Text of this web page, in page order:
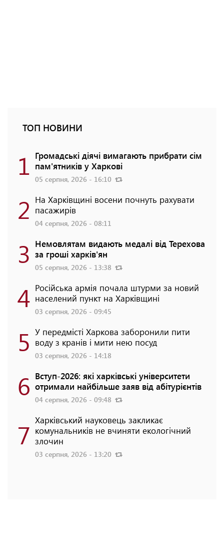
ТОП НОВИНИ
1 Громадські діячі вимагають прибрати сім
пам'ятників у Харкові
05 серпня, 2026 - 16:10
2 На Харківщині восени почнуть рахувати
пасажирів
04 серпня, 2026 - 08:11
3 Немовлятам видають медалі від Терехова
за гроші харків'ян
05 серпня, 2026 - 13:38
4 Російська армія почала штурми за новий
населений пункт на Харківщині
03 серпня, 2026 - 09:45
5 У передмісті Харкова заборонили пити
воду з кранів і мити нею посуд
03 серпня, 2026 - 14:18
6 Вступ-2026: які харківські університети
отримали найбільше заяв від абітурієнтів
04 серпня, 2026 - 09:48
7 Харківський науковець закликає
комунальників не вчиняти екологічний
злочин
03 серпня, 2026 - 13:20